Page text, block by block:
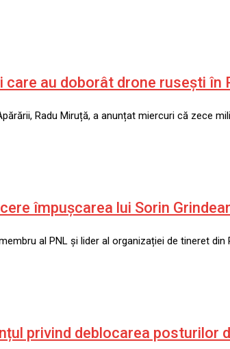
care au doborât drone rusești în
Radu Miruță, a anunțat miercuri că zece
împușcarea lui Sorin
al PNL și lider al organizației de tineret
privind deblocarea posturilor